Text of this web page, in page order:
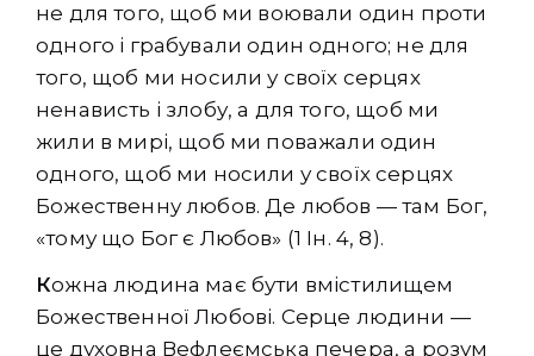
не для того, щоб ми воювали один проти
одного і грабували один одного; не для
того, щоб ми носили у своїх серцях
ненависть і злобу, а для того, щоб ми
жили в мирі, щоб ми поважали один
одного, щоб ми носили у своїх серцях
Божественну любов. Де любов — там Бог,
«тому що Бог є Любов» (1 Ін. 4, 8).
Кожна людина має бути вмістилищем
Божественної Любові. Серце людини —
це духовна Вефлеємська печера, а розум